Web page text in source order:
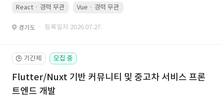
React · 경력 무관 Vue · 경력 무관
경기도 · 등록일자 2026.07.27.
🕒 기간제 모집 중
Flutter/Nuxt 기반 커뮤니티 및 중고차 서비스 프론
트엔드 개발